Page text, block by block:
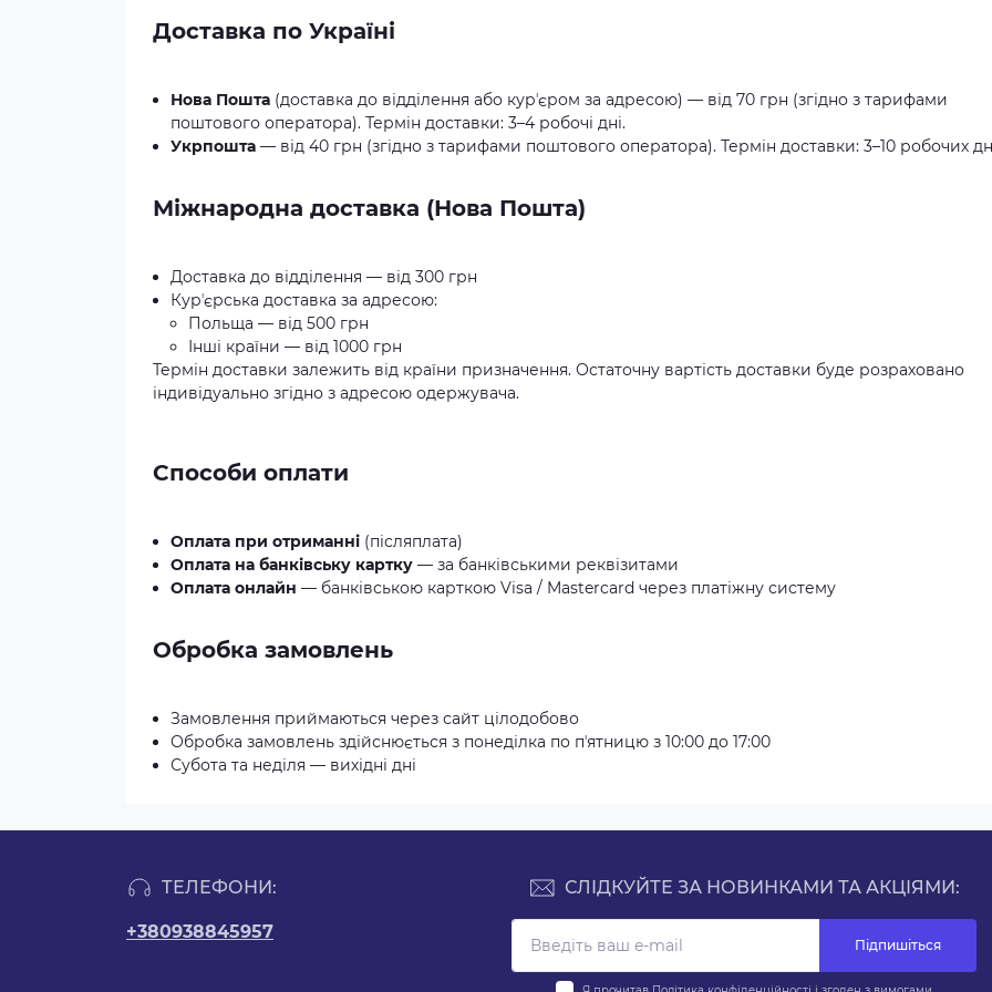
Доставка по Україні
Нова Пошта (доставка до відділення або курʼєром за адресою) — від 70 грн (згідно з тарифами
поштового оператора). Термін доставки: 3–4 робочі дні.
Укрпошта — від 40 грн (згідно з тарифами поштового оператора). Термін доставки: 3–10 робочих
Міжнародна доставка (Нова Пошта)
Доставка до відділення — від 300 грн
Курʼєрська доставка за адресою:
Польща — від 500 грн
Інші країни — від 1000 грн
Термін доставки залежить від країни призначення. Остаточну вартість доставки буде розраховано
індивідуально згідно з адресою одержувача.
Способи оплати
Оплата при отриманні (післяплата)
Оплата на банківську картку — за банківськими реквізитами
Оплата онлайн — банківською карткою Visa / Mastercard через платіжну систему
Обробка замовлень
Замовлення приймаються через сайт цілодобово
Обробка замовлень здійснюється з понеділка по пʼятницю з 10:00 до 17:00
Субота та неділя — вихідні дні
ТЕЛЕФОНИ:
+380938845957
СЛІДКУЙТЕ ЗА НОВИНКАМИ ТА АКЦІЯМИ:
Підпишіться